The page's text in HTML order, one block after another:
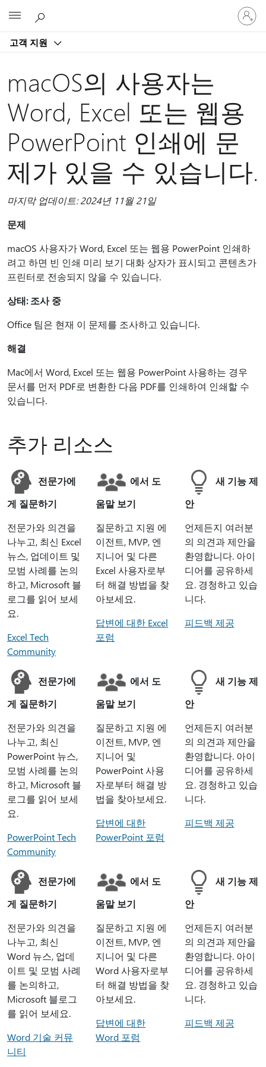
고객 지원
귀
하
계
macOS의 사용자는
Word, Excel 또는 웹용
PowerPoint 인쇄에 문
제가 있을 수 있습니다.
마지막 업데이트: 2024년 11월 21일
문제
macOS 사용자가 Word, Excel 또는 웹용 PowerPoint 인쇄하
려고 하면 빈 인쇄 미리 보기 대화 상자가 표시되고 콘텐츠가
프린터로 전송되지 않을 수 있습니다.
상태: 조사 중
Office 팀은 현재 이 문제를 조사하고 있습니다.
해결
Mac에서 Word, Excel 또는 웹용 PowerPoint 사용하는 경우
문서를 먼저 PDF로 변환한 다음 PDF를 인쇄하여 인쇄할 수
있습니다.
추가 리소스
전문가에
게 질문하기
전문가와 의견을
나누고, 최신 Excel
뉴스, 업데이트 및
모범 사례를 논의
하고, Microsoft 블
로그를 읽어 보세
요.
Excel Tech
Community
에서 도
움말 보기
질문하고 지원 에
이전트, MVP, 엔
지니어 및 다른
Excel 사용자로부
터 해결 방법을 찾
아보세요.
답변에 대한 Excel
포럼
새 기능 제
안
언제든지 여러분
의 의견과 제안을
환영합니다. 아이
디어를 공유하세
요. 경청하고 있습
니다.
피드백 제공
전문가에
게 질문하기
전문가와 의견을
나누고, 최신
PowerPoint 뉴스,
모범 사례를 논의
하고, Microsoft 블
로그를 읽어 보세
요.
PowerPoint Tech
Community
에서 도
움말 보기
질문하고 지원 에
이전트, MVP, 엔
지니어 및
PowerPoint 사용
자로부터 해결 방
법을 찾아보세요.
답변에 대한
PowerPoint 포럼
새 기능 제
안
언제든지 여러분
의 의견과 제안을
환영합니다. 아이
디어를 공유하세
요. 경청하고 있습
니다.
피드백 제공
전문가에
게 질문하기
전문가와 의견을
나누고, 최신
Word 뉴스, 업데
이트 및 모범 사례
를 논의하고,
Microsoft 블로그
를 읽어 보세요.
Word 기술 커뮤
니티
에서 도
움말 보기
질문하고 지원 에
이전트, MVP, 엔
지니어 및 다른
Word 사용자로부
터 해결 방법을 찾
아보세요.
답변에 대한
Word 포럼
새 기능 제
안
언제든지 여러분
의 의견과 제안을
환영합니다. 아이
디어를 공유하세
요. 경청하고 있습
니다.
피드백 제공